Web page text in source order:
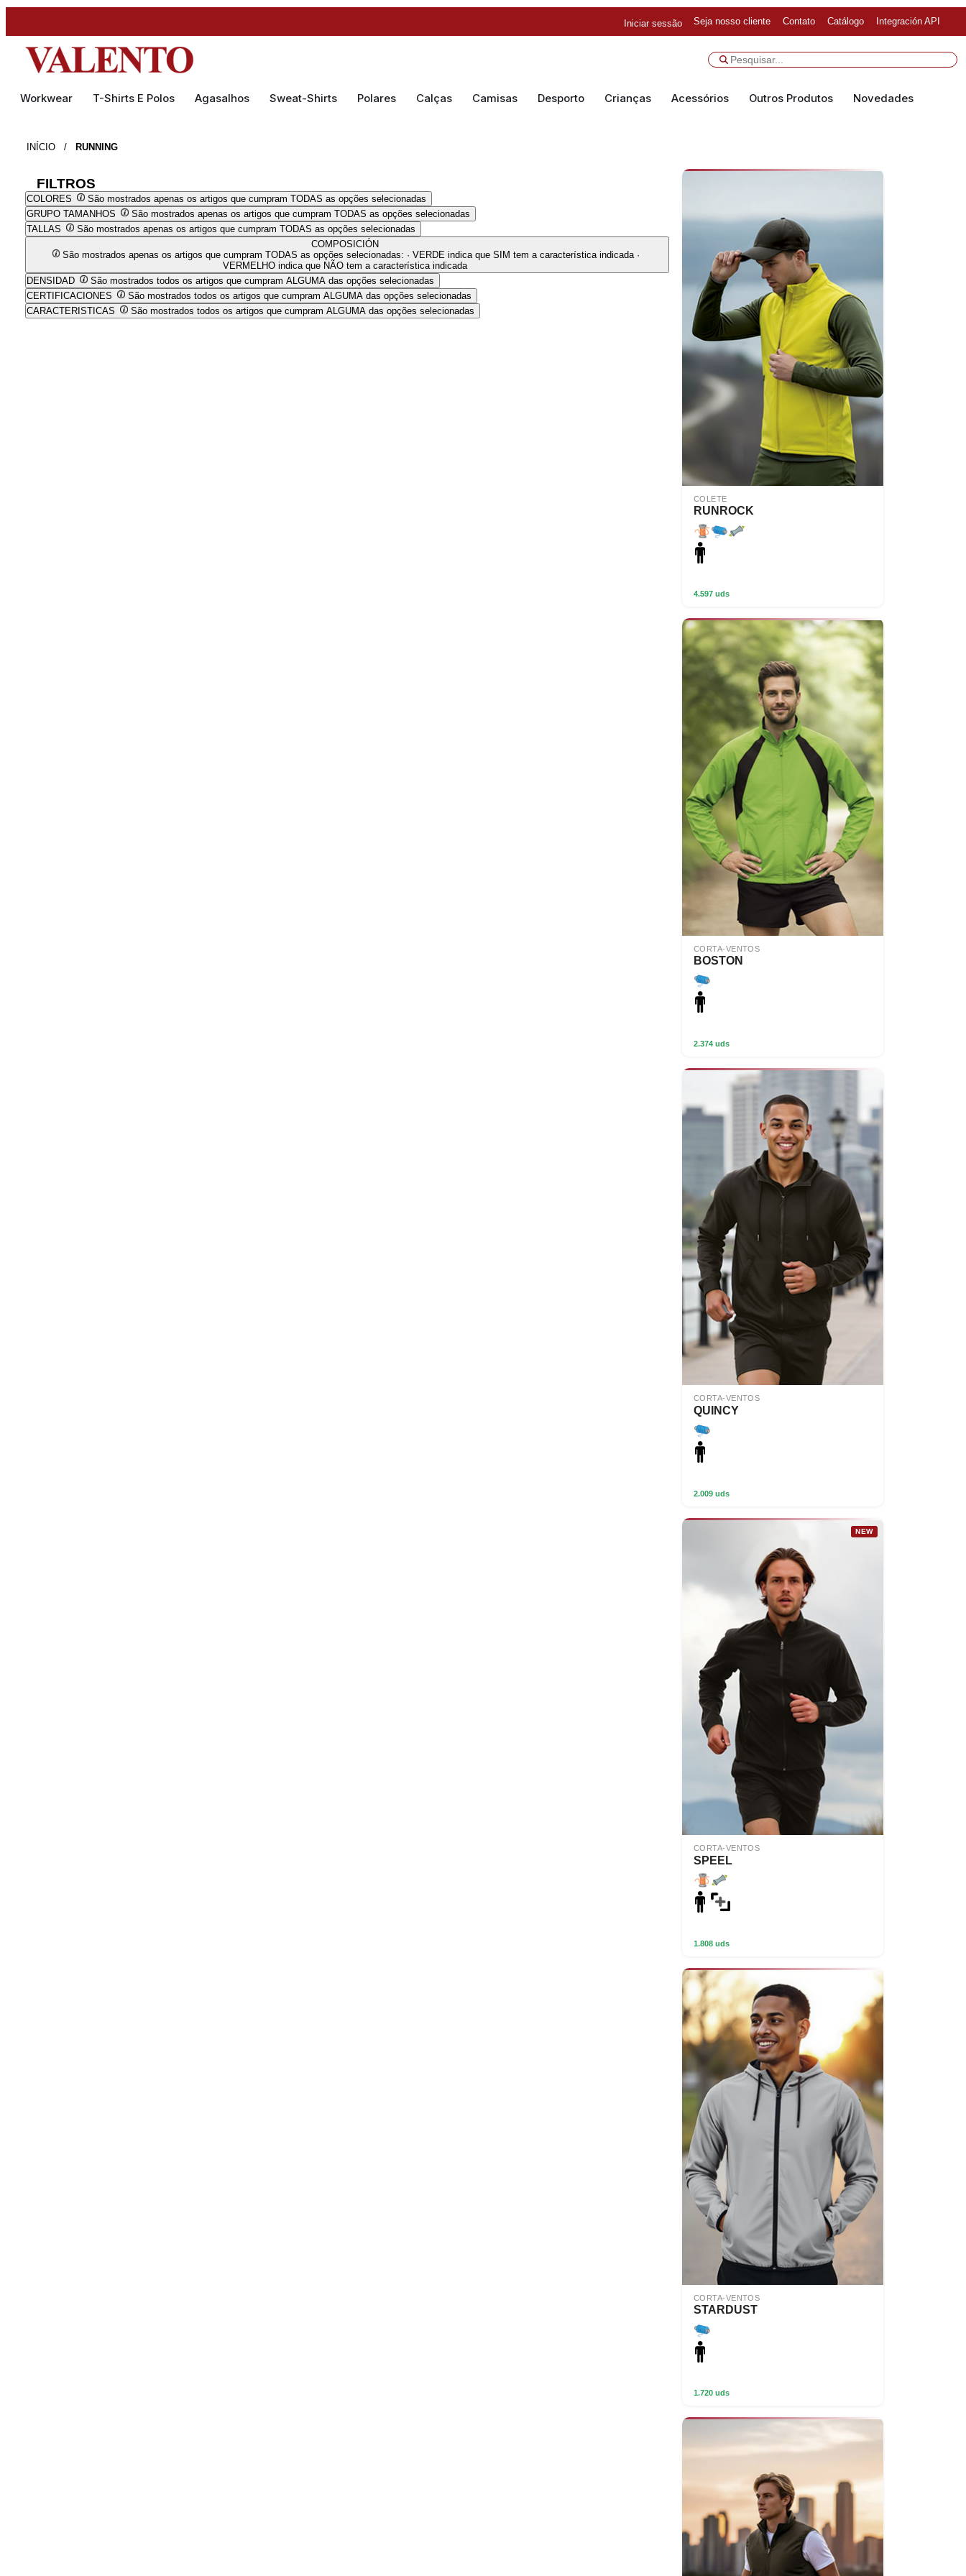
Iniciar sessão Seja nosso cliente Contato Catálogo Integración API
Workwear T-Shirts E Polos Agasalhos Sweat-Shirts Polares Calças Camisas Desporto Crianças Acessórios Outros Produtos Novedades
INÍCIO / RUNNING
FILTROS
COLORES
São mostrados apenas os artigos que cumpram TODAS as opções selecionadas
GRUPO TAMANHOS
São mostrados apenas os artigos que cumpram TODAS as opções selecionadas
TALLAS
São mostrados apenas os artigos que cumpram TODAS as opções selecionadas
COMPOSICIÓN
São mostrados apenas os artigos que cumpram TODAS as opções selecionadas: · VERDE indica que SIM tem a característica indicada ·
VERMELHO indica que NÃO tem a característica indicada
DENSIDAD
São mostrados todos os artigos que cumpram ALGUMA das opções selecionadas
CERTIFICACIONES
São mostrados todos os artigos que cumpram ALGUMA das opções selecionadas
CARACTERISTICAS
São mostrados todos os artigos que cumpram ALGUMA das opções selecionadas
COLETE
RUNROCK
4.597 uds
CORTA-VENTOS
BOSTON
2.374 uds
CORTA-VENTOS
QUINCY
2.009 uds
NEW
CORTA-VENTOS
SPEEL
1.808 uds
CORTA-VENTOS
STARDUST
1.720 uds